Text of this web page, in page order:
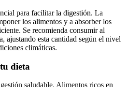
para facilitar la digestión. La
los alimentos y a absorber los
Se recomienda consumir al
ajustando esta cantidad según el nivel
climáticas.
dieta
saludable. Alimentos ricos en